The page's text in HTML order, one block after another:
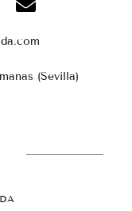
(Sevilla)